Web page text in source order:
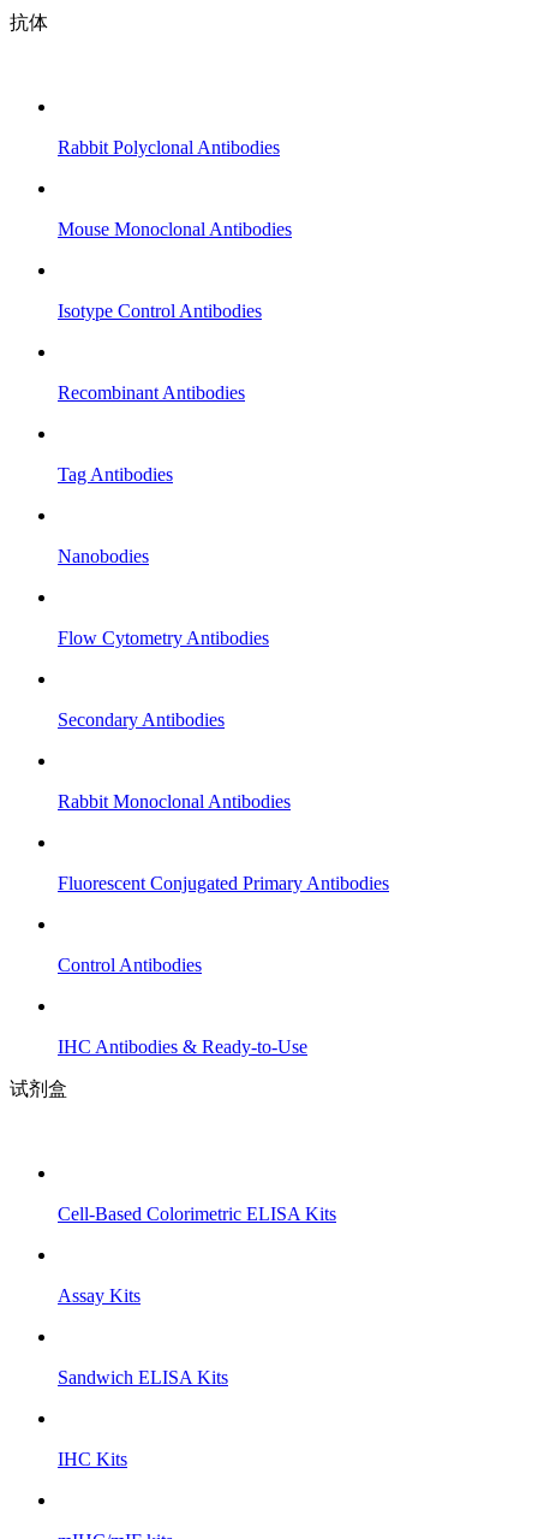
抗体
Rabbit Polyclonal Antibodies
Mouse Monoclonal Antibodies
Isotype Control Antibodies
Recombinant Antibodies
Tag Antibodies
Nanobodies
Flow Cytometry Antibodies
Secondary Antibodies
Rabbit Monoclonal Antibodies
Fluorescent Conjugated Primary Antibodies
Control Antibodies
IHC Antibodies & Ready-to-Use
试剂盒
Cell-Based Colorimetric ELISA Kits
Assay Kits
Sandwich ELISA Kits
IHC Kits